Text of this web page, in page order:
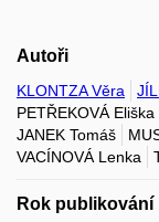
Autoři
KLONTZA Věra
PETŘEKOVÁ Eliška
JANEK Tomáš
VACÍNOVÁ Lenka
Rok publikování